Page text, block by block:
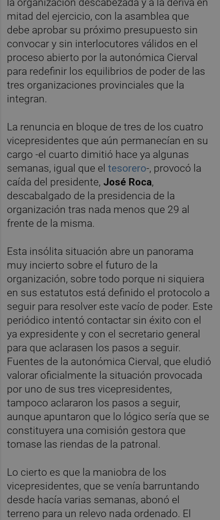
la organización descabezada y a la deriva en
mitad del ejercicio, con la asamblea que
debe aprobar su próximo presupuesto sin
convocar y sin interlocutores válidos en el
proceso abierto por la autonómica Cierval
para redefinir los equilibrios de poder de las
tres organizaciones provinciales que la
integran.
La renuncia en bloque de tres de los cuatro
vicepresidentes que aún permanecían en su
cargo -el cuarto dimitió hace ya algunas
semanas, igual que eltesorero-, provocó la
caída del presidente, José Roca,
descabalgado de la presidencia de la
organización tras nada menos que 29 al
frente de la misma.
Esta insólita situación abre un panorama
muy incierto sobre el futuro de la
organización, sobre todo porque ni siquiera
en sus estatutos está definido el protocolo a
seguir para resolver este vacío de poder. Este
periódico intentó contactar sin éxito con el
ya expresidente y con el secretario general
para que aclarasen los pasos a seguir.
Fuentes de la autonómica Cierval, que eludió
valorar oficialmente la situación provocada
por uno de sus tres vicepresidentes,
tampoco aclararon los pasos a seguir,
aunque apuntaron que lo lógico sería que se
constituyera una comisión gestora que
tomase las riendas de la patronal.
Lo cierto es que la maniobra de los
vicepresidentes, que se venía barruntando
desde hacía varias semanas, abonó el
terreno para un relevo nada ordenado. El